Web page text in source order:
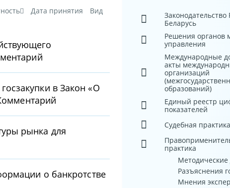
Дата принятия
Вид
в Закон «О
рынка для
о банкротстве
Законодательство
Беларусь
Решения органов
управления
Международные
акты
организаций
образований)
Единый реестр
показателей
Судебная практика
практика
Разъяснения
Мнения